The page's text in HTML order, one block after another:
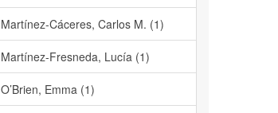
Martínez-Cáceres, Carlos M. (1)
Martínez-Fresneda, Lucía (1)
O’Brien, Emma (1)